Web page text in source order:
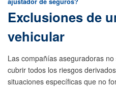
Exclusiones de
vehicular
Las compañías aseguradoras
cubrir todos los riesgos
situaciones específicas que no